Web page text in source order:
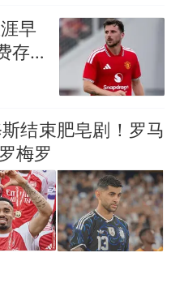
早
存
结束肥皂剧！罗马
梅罗